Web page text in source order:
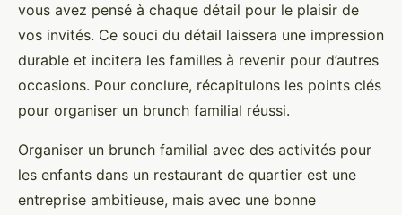
vous avez pensé à chaque détail pour le plaisir de
vos invités. Ce souci du détail laissera une impression
durable et incitera les familles à revenir pour d’autres
occasions. Pour conclure, récapitulons les points clés
pour organiser un brunch familial réussi.
Organiser un brunch familial avec des activités pour
les enfants dans un restaurant de quartier est une
entreprise ambitieuse, mais avec une bonne